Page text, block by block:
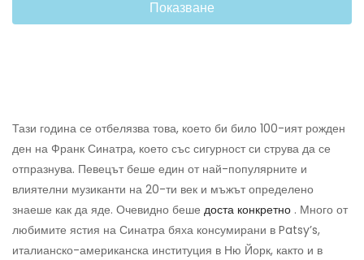
Показване
Тази година се отбелязва това, което би било 100-ият рожден
ден на Франк Синатра, което със сигурност си струва да се
отпразнува. Певецът беше един от най-популярните и
влиятелни музиканти на 20-ти век и мъжът определено
знаеше как да яде. Очевидно беше доста конкретно . Много от
любимите ястия на Синатра бяха консумирани в Patsy’s,
италианско-американска институция в Ню Йорк, както и в